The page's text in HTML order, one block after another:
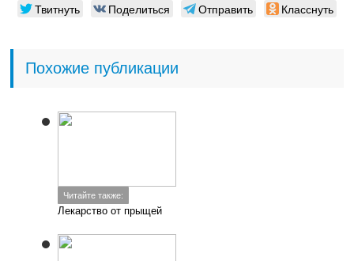
Твитнуть Поделиться Отправить Класснуть
Похожие публикации
Читайте также:
Лекарство от прыщей